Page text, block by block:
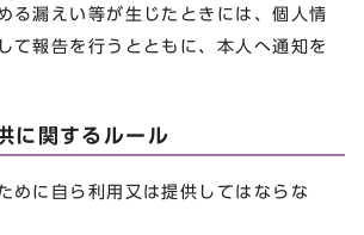
る漏えい等が生じたときには、個人情
て報告を行うとともに、本人へ通知を
関するルール
めに自ら利用又は提供してはならな